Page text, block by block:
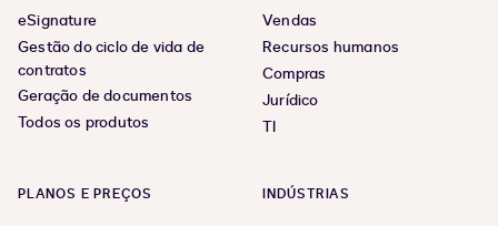
eSignature
Gestão do ciclo de vida de
contratos
Geração de documentos
Todos os produtos
Vendas
Recursos humanos
Compras
Jurídico
TI
PLANOS E PREÇOS INDÚSTRIAS